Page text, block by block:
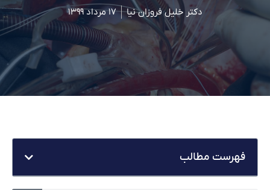
دکتر خلیل فروزان نیا ۱۷ مرداد ۱۳۹۹
فهرست مطالب